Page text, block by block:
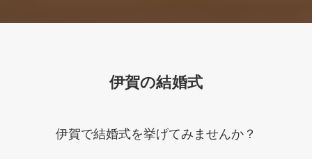
伊賀の結婚式
伊賀で結婚式を挙げてみませんか？